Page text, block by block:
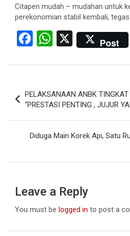
Citapen mudah – mudahan untuk
perekonomian stabil kembali,
F
ce
b
o
o
k
W
at
s
A
p
p
X Post
navigation
PELAKSANAAN ANBK TINGKAT
“PRESTASI PENTING , JUJUR
Diduga Main Korek Api, Satu
Leave a Reply
You must be logged in to post a